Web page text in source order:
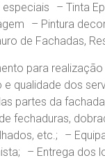
– Tinta
– Pintura
de Fachadas,
para
qualidade dos
partes da
fechaduras,
etc.; –
– Entrega dos